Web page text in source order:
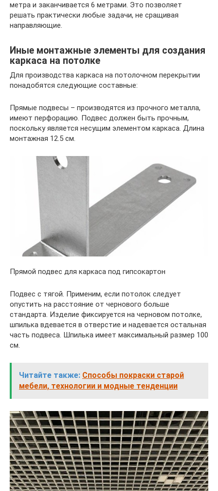
метра и заканчивается 6 метрами. Это позволяет
решать практически любые задачи, не сращивая
направляющие.
Иные монтажные элементы для создания
каркаса на потолке
Для производства каркаса на потолочном перекрытии
понадобятся следующие составные:
Прямые подвесы – производятся из прочного металла,
имеют перфорацию. Подвес должен быть прочным,
поскольку является несущим элементом каркаса. Длина
монтажная 12.5 см.
Прямой подвес для каркаса под гипсокартон
Подвес с тягой. Применим, если потолок следует
опустить на расстояние от чернового больше
стандарта. Изделие фиксируется на черновом потолке,
шпилька вдевается в отверстие и надевается остальная
часть подвеса. Шпилька имеет максимальный размер 100
см.
Читайте также: Способы покраски старой
мебели, технологии и модные тенденции